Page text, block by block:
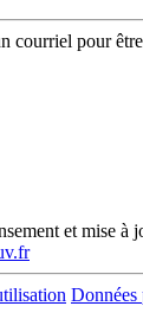
courriel pour
et mise à
Données